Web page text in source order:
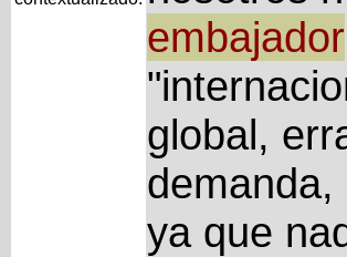
embajador
global,
ya que